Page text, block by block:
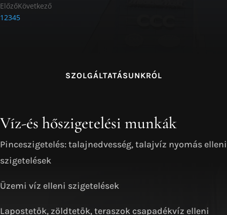
szigetelések
Felhasznált vízszigetelő anyagok
Bitumenes lemezek
Bitumenes szórtszigetelések
EPDM műkaucsuk szigetelések